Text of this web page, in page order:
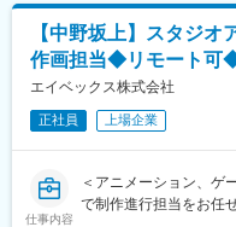
験を積むことができます
◎東証プライム上場企
位を持っています。業
身の成長とキャリアア
■当グループの特徴：
◇東証プライム上場の
トルを有しており、
ーシャルアプリ等、
を遂げています。
【中野坂上】スタジ
作画担当◆リモート可
エイベックス株式会社
正社員 上場企業
仕事内容
＜アニメーション、ゲ
で制作進行担当をお任